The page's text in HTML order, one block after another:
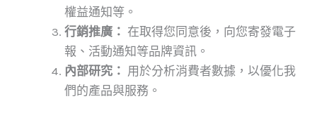
權益通知等。
行銷推廣： 在取得您同意後，向您寄發電子
報、活動通知等品牌資訊。
內部研究： 用於分析消費者數據，以優化我
們的產品與服務。